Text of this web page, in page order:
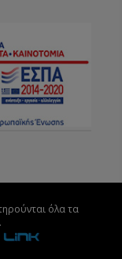
όλα τα